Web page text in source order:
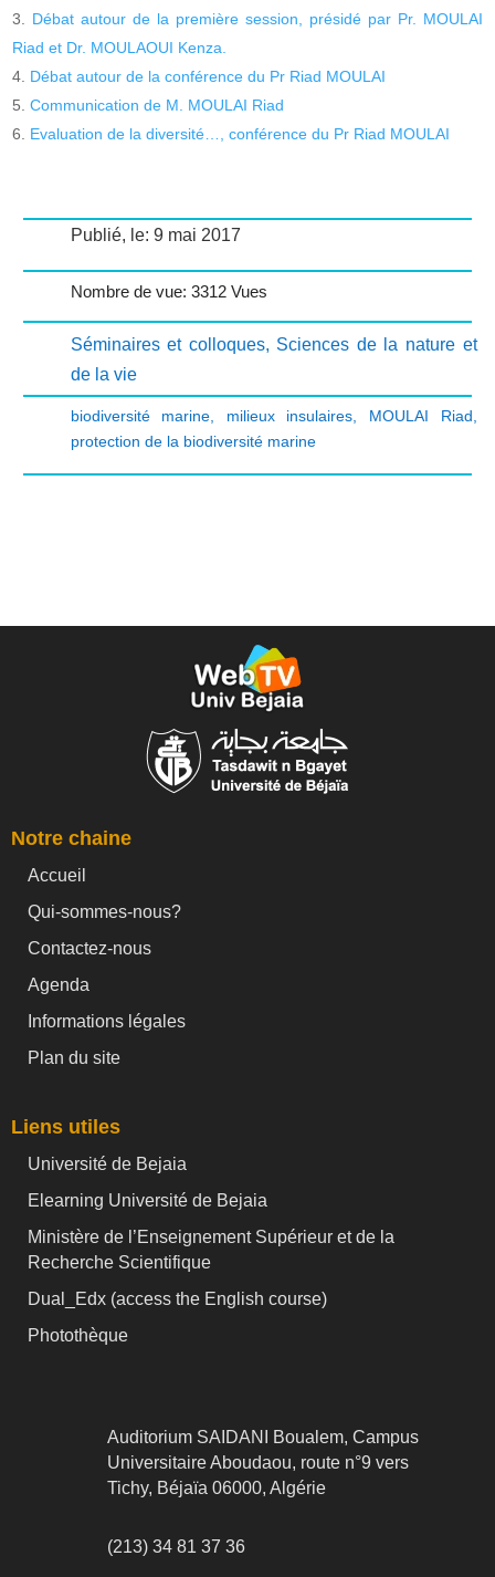
Débat autour de la première session, présidé par Pr. MOULAI
Riad et Dr. MOULAOUI Kenza.
Débat autour de la conférence du Pr Riad MOULAI
Communication de M. MOULAI Riad
Evaluation de la diversité…, conférence du Pr Riad MOULAI
Publié, le: 9 mai 2017
Nombre de vue: 3312 Vues
Séminaires et colloques, Sciences de la nature et
de la vie
biodiversité marine milieux insulaires MOULAI Riad
protection de la biodiversité marine
Notre chaine
Accueil
Qui-sommes-nous?
Contactez-nous
Agenda
Informations légales
Plan du site
Liens utiles
Université de Bejaia
Elearning Université de Bejaia
Ministère de l’Enseignement Supérieur et de la
Recherche Scientifique
Dual_Edx (access the English course)
Photothèque
Auditorium SAIDANI Boualem, Campus
Universitaire Aboudaou, route n°9 vers
Tichy, Béjaïa 06000, Algérie
(213) 34 81 37 36